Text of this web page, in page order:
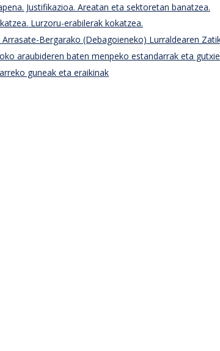
Justifikazioa. Areatan eta sektoretan banatzea.
Lurzoru-erabilerak kokatzea.
Bergarako (Debagoieneko) Lurraldearen
araubideren baten menpeko estandarrak eta
guneak eta eraikinak